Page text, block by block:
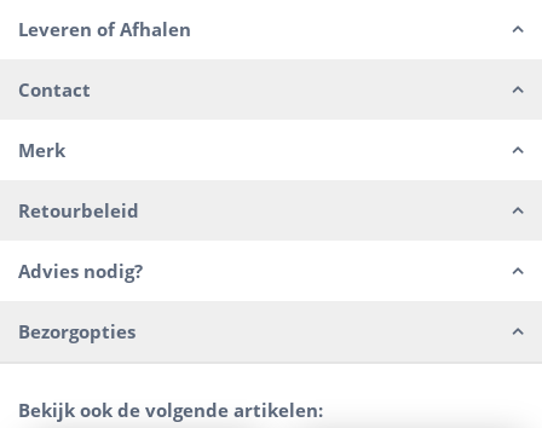
Leveren of Afhalen
Contact
Merk
Retourbeleid
Advies nodig?
Bezorgopties
Bekijk ook de volgende artikelen: